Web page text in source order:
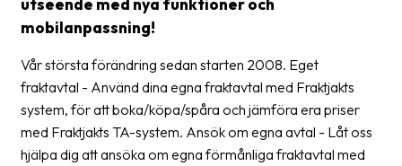
declarations
terms
Pickups
Manuals
utseende med nya funktioner och
mobilanpassning!
Vår största förändring sedan starten 2008. Eget
fraktavtal - Använd dina egna fraktavtal med Fraktjakts
system, för att boka/köpa/spåra och jämföra era priser
med Fraktjakts TA-system. Ansök om egna avtal - Låt oss
hjälpa dig att ansöka om egna förmånliga fraktavtal med